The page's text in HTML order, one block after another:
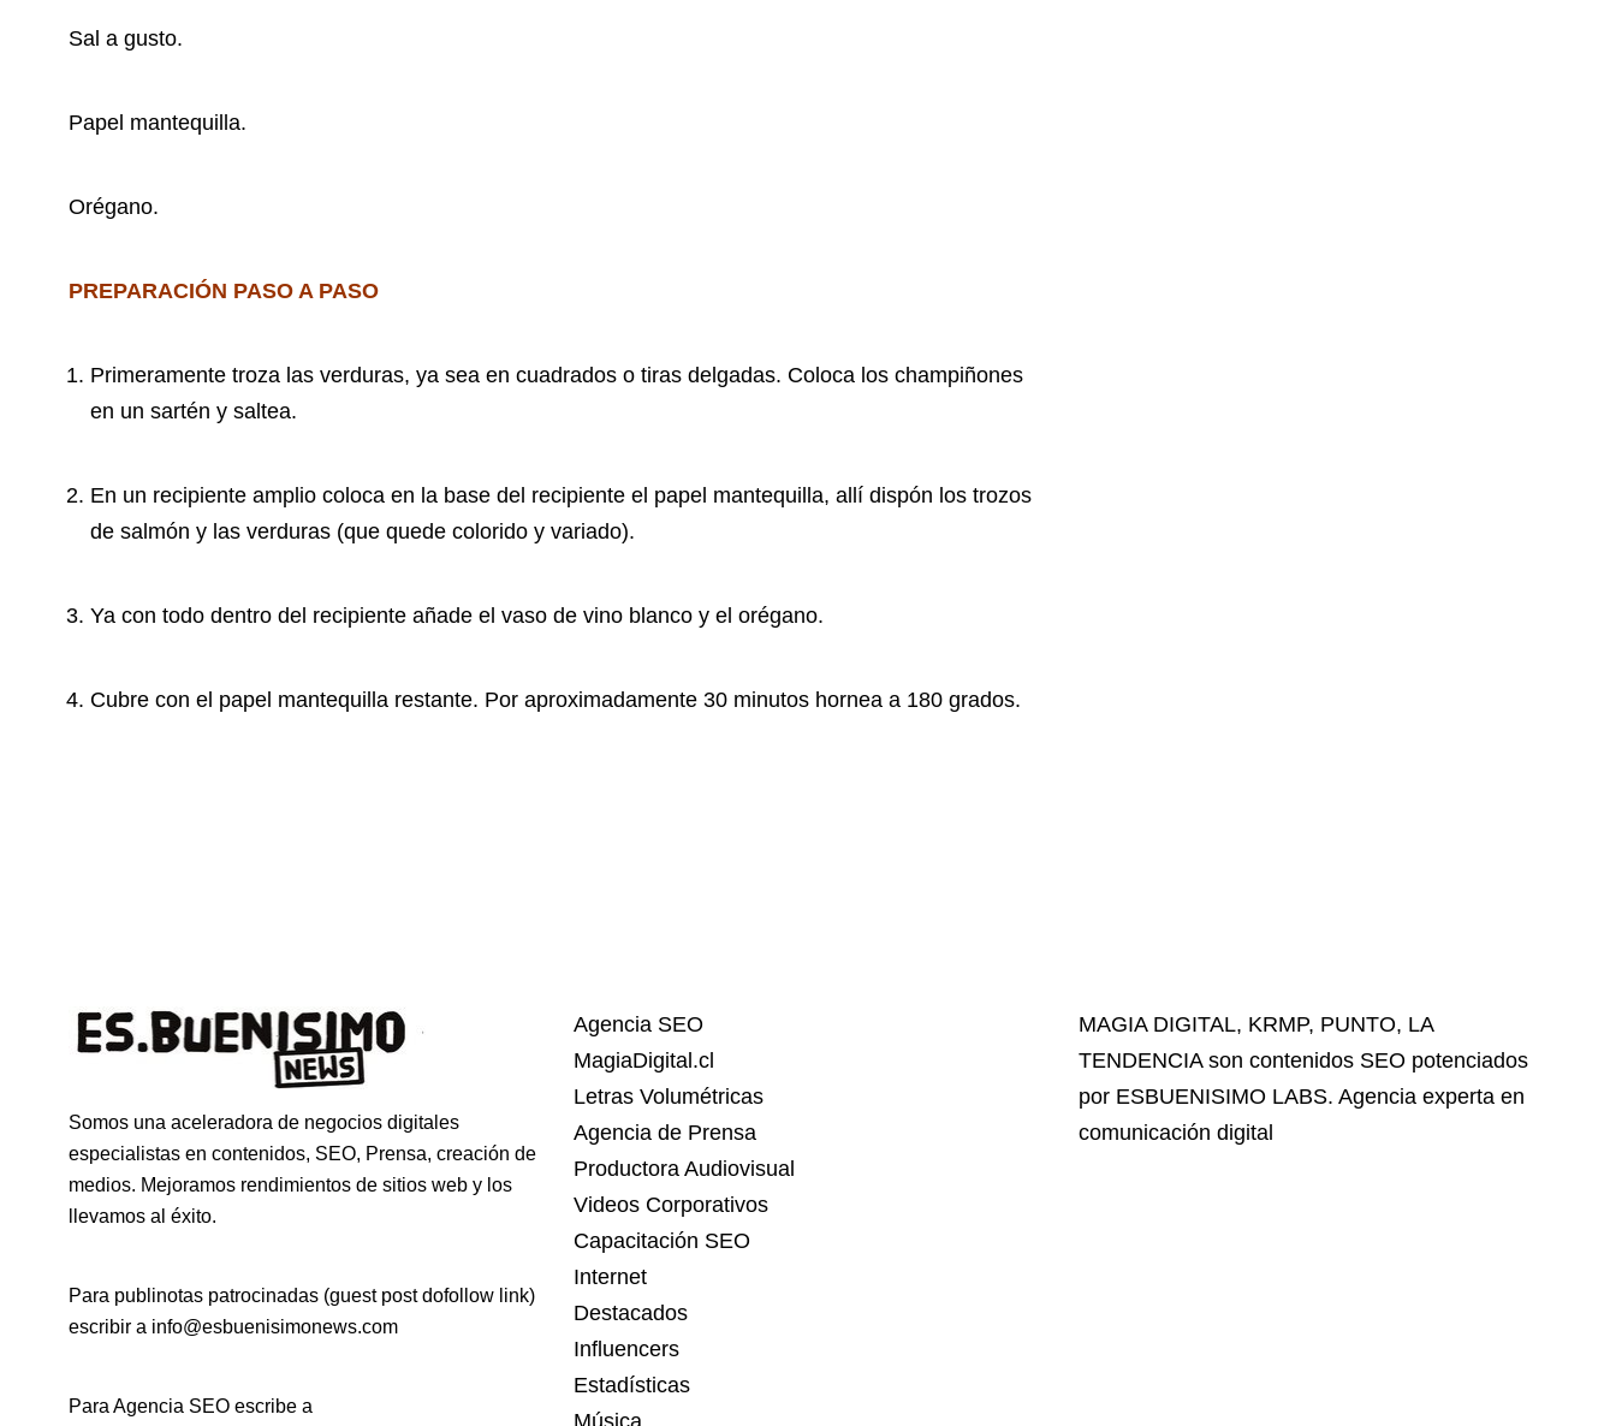
Sal a gusto.
Papel mantequilla.
Orégano.
PREPARACIÓN PASO A PASO
Primeramente troza las verduras, ya sea en cuadrados o tiras delgadas. Coloca los champiñones
en un sartén y saltea.
En un recipiente amplio coloca en la base del recipiente el papel mantequilla, allí dispón los trozos
de salmón y las verduras (que quede colorido y variado).
Ya con todo dentro del recipiente añade el vaso de vino blanco y el orégano.
Cubre con el papel mantequilla restante. Por aproximadamente 30 minutos hornea a 180 grados.
Somos una aceleradora de negocios digitales
especialistas en contenidos, SEO, Prensa, creación de
medios. Mejoramos rendimientos de sitios web y los
llevamos al éxito.
Para publinotas patrocinadas (guest post dofollow link)
escribir a info@esbuenisimonews.com
Para Agencia SEO escribe a
Agencia SEO
MagiaDigital.cl
Letras Volumétricas
Agencia de Prensa
Productora Audiovisual
Videos Corporativos
Capacitación SEO
Internet
Destacados
Influencers
Estadísticas
MAGIA DIGITAL, KRMP, PUNTO, LA
TENDENCIAson contenidos SEO potenciados
por ESBUENISIMO LABS. Agencia experta en
comunicación digital